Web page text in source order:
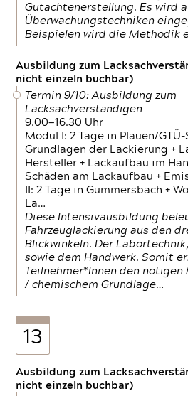
Gutachtenerstellung. Es wird
Überwachungstechniken
Beispielen wird die Methodik
Ausbildung zum
nicht einzeln buchbar)
Termin 9/10: Ausbildung zum
Lacksachverständigen
9.00—16.30 Uhr
Modul I: 2 Tage in Plauen/
Grundlagen der Lackierung +
Hersteller + Lackaufbau im
Schäden am Lackaufbau +
II: 2 Tage in Gummersbach +
La…
Diese Intensivausbildung
Fahrzeuglackierung aus den
Blickwinkeln. Der
sowie dem Handwerk. Somit
Teilnehmer*Innen den
/ chemischem Grundlage…
13
Ausbildung zum
nicht einzeln buchbar)